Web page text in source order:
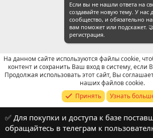
Продавцы (контакты) WeChat
Russian (RU)
Обратная связь
Условия и правила
Политика конфиденциальности
Помощь
Если вы не нашли ответа на
создавайте новую тему. У
сообщество, и обязательно
вам поможет или подскажет.
регистрация.
На данном сайте используются файлы cookie,
контент и сохранить Ваш вход в систему, если
Продолжая использовать этот сайт, Вы
наших файлов cookie.
Принять
Узнать
✅ Для покупки и доступа к базе
обращайтесь в телеграм к